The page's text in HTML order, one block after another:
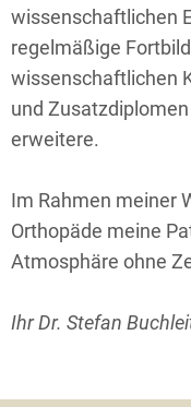
wissenschaftlichen
regelmäßige
wissenschaftlichen
und
erweitere.
Im Rahmen meiner
Orthopäde meine
Atmosphäre ohne
Ihr Dr. Stefan